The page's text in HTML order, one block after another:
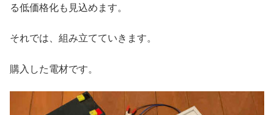
る低価格化も見込めます。
それでは、組み立てていきます。
購入した電材です。